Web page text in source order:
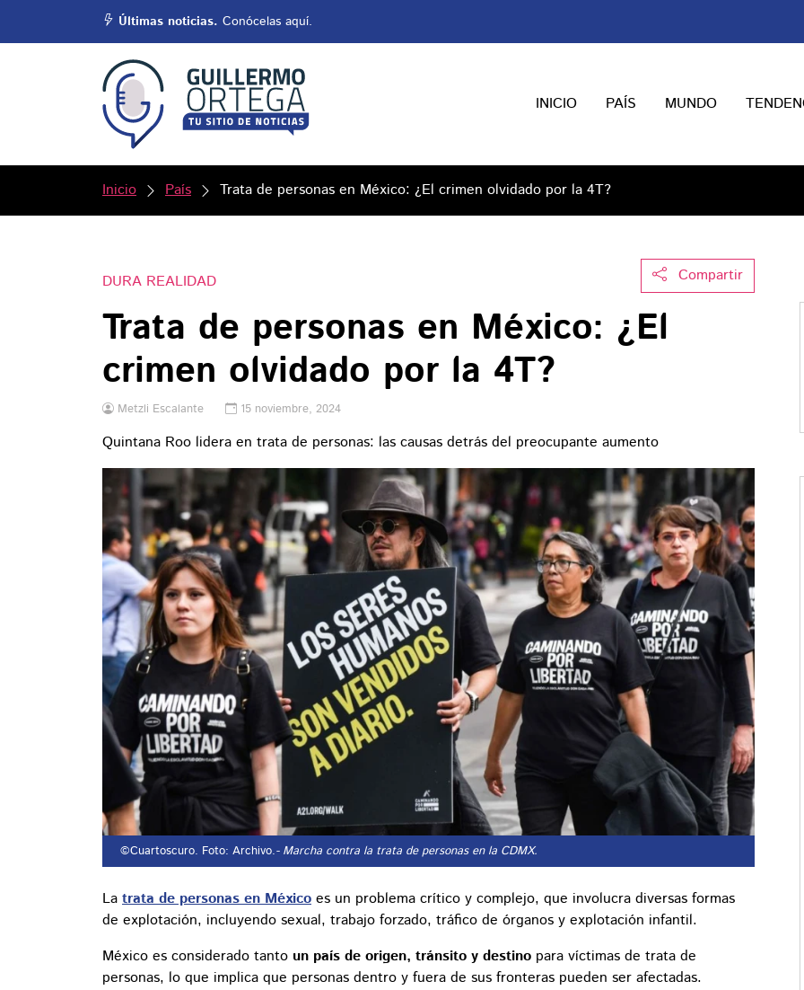
Últimas noticias. Conócelas aquí.
INICIO PAÍS MUNDO
Inicio País Trata de personas en México: ¿El crimen olvidado por la 4T?
Compartir
DURA REALIDAD
Trata de personas en México: ¿El
crimen olvidado por la 4T?
Metzli Escalante 15 noviembre, 2024
Quintana Roo lidera en trata de personas: las causas detrás del preocupante aumento
©Cuartoscuro. Foto: Archivo.- Marcha contra la trata de personas en la CDMX.
La trata de personas en México es un problema crítico y complejo, que involucra diversas formas
de explotación, incluyendo sexual, trabajo forzado, tráfico de órganos y explotación infantil.
México es considerado tanto un país de origen, tránsito y destino para víctimas de trata de
personas, lo que implica que personas dentro y fuera de sus fronteras pueden ser afectadas.